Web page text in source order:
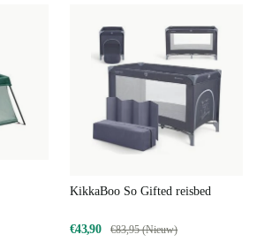
KikkaBoo So Gifted reisbed
€43,90 €83,95 (Nieuw)